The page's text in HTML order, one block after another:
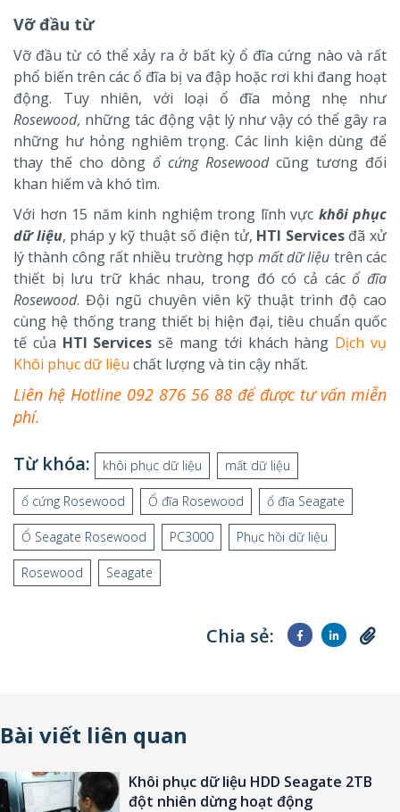
Vỡ đầu từ
Vỡ đầu từ có thể xảy ra ở bất kỳ ổ đĩa cứng nào và rất
phổ biến trên các ổ đĩa bị va đập hoặc rơi khi đang hoạt
động. Tuy nhiên, với loại ổ đĩa mỏng nhẹ như
Rosewood, những tác động vật lý như vậy có thể gây ra
những hư hỏng nghiêm trọng. Các linh kiện dùng để
thay thế cho dòng ổ cứng Rosewoodcũng tương đối
khan hiếm và khó tìm.
Với hơn 15 năm kinh nghiệm trong lĩnh vực khôi phục
dữ liệu, pháp y kỹ thuật số điện tử, HTI Servicesđã xử
lý thành công rất nhiều trường hợp mất dữ liệu trên các
thiết bị lưu trữ khác nhau, trong đó có cả cácổ đĩa
Rosewood. Đội ngũ chuyên viên kỹ thuật trình độ cao
cùng hệ thống trang thiết bị hiện đại, tiêu chuẩn quốc
tế của HTI Services sẽ mang tới khách hàng Dịch vụ
Khôi phục dữ liệu chất lượng và tin cậy nhất.
Liên hệ Hotline 092 876 56 88 để được tư vấn miễn
phí.
Từ khóa: khôi phục dữ liệu mất dữ liệu
ổ cứng Rosewood Ổ đĩa Rosewood ổ đĩa Seagate
Ổ Seagate Rosewood PC3000 Phục hồi dữ liệu
Rosewood Seagate
Chia sẻ:
Bài viết liên quan
Khôi phục dữ liệu HDD Seagate 2TB
đột nhiên dừng hoạt động